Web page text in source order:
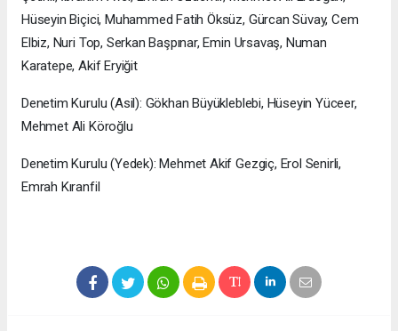
Hüseyin Biçici, Muhammed Fatih Öksüz, Gürcan Süvay, Cem
Elbiz, Nuri Top, Serkan Başpınar, Emin Ursavaş, Numan
Karatepe, Akif Eryiğit
Denetim Kurulu (Asil): Gökhan Büyükleblebi, Hüseyin Yüceer,
Mehmet Ali Köroğlu
Denetim Kurulu (Yedek): Mehmet Akif Gezgiç, Erol Senirli,
Emrah Kıranfil